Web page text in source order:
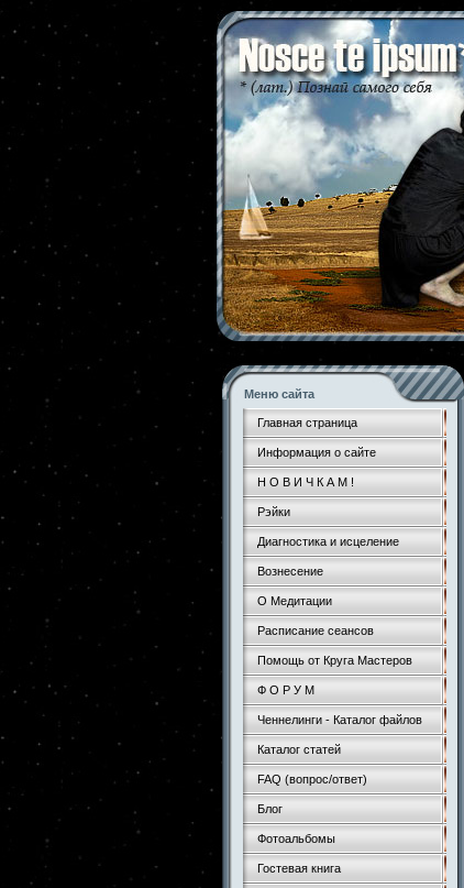
Меню сайта
Главная страница
Информация о сайте
Н О В И Ч К А М !
Рэйки
Диагностика и исцеление
Вознесение
О Медитации
Расписание сеансов
Помощь от Круга Мастеров
Ф О Р У М
Ченнелинги - Каталог файлов
Каталог статей
FAQ (вопрос/ответ)
Блог
Фотоальбомы
Гостевая книга